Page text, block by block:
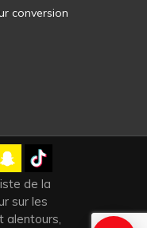
conversion
de la
sur les
alentours,